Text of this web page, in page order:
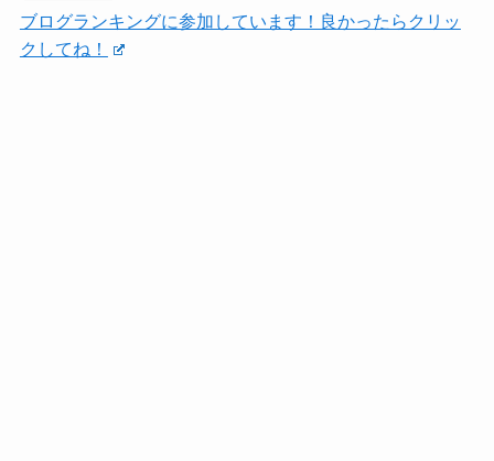
ブログランキングに参加しています！良かったらクリッ
クしてね！